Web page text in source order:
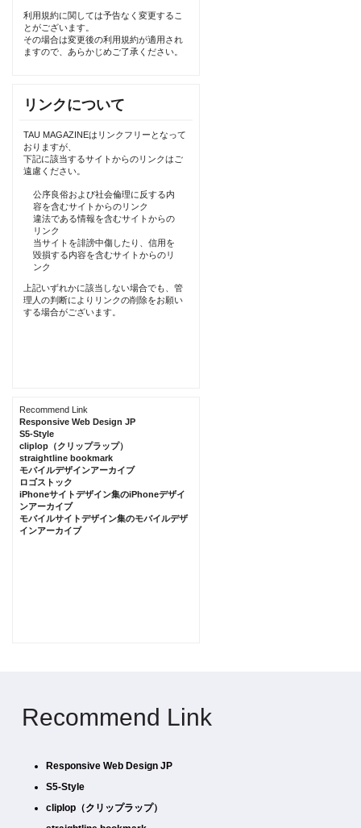
利用規約に関しては予告なく変更するこ
とがございます。
その場合は変更後の利用規約が適用され
ますので、あらかじめご了承ください。
リンクについて
TAU MAGAZINEはリンクフリーとなって
おりますが、
下記に該当するサイトからのリンクはご
遠慮ください。
公序良俗および社会倫理に反する内
容を含むサイトからのリンク
違法である情報を含むサイトからの
リンク
当サイトを誹謗中傷したり、信用を
毀損する内容を含むサイトからのリ
ンク
上記いずれかに該当しない場合でも、管
理人の判断によりリンクの削除をお願い
する場合がございます。
Recommend Link
Responsive Web Design JP
S5-Style
cliplop（クリップラップ）
straightline bookmark
モバイルデザインアーカイブ
ロゴストック
iPhoneサイトデザイン集のiPhoneデザイ
ンアーカイブ
モバイルサイトデザイン集のモバイルデザ
インアーカイブ
Recommend Link
Responsive Web Design JP
S5-Style
cliplop（クリップラップ）